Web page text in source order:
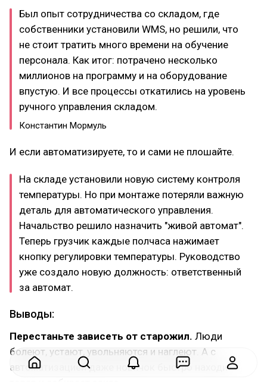
Был опыт сотрудничества со складом, где
собственники установили WMS, но решили, что
не стоит тратить много времени на обучение
персонала. Как итог: потрачено несколько
миллионов на программу и на оборудование
впустую. И все процессы откатились на уровень
ручного управления складом.
Константин Мормуль
И если автоматизируете, то и сами не плошайте.
На складе установили новую систему контроля
температуры. Но при монтаже потеряли важную
деталь для автоматического управления.
Начальство решило назначить "живой автомат".
Теперь грузчик каждые полчаса нажимает
кнопку регулировки температуры. Руководство
уже создало новую должность: ответственный
за автомат.
Выводы:
Перестаньте зависеть от старожил. Люди
болеют, устают, увольняются и наглеют. А с
автоматизацией даже новичок быстро находит